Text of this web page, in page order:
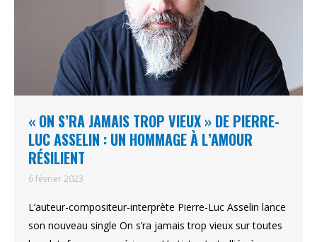
« ON S’RA JAMAIS TROP VIEUX » DE PIERRE-
LUC ASSELIN : UN HOMMAGE À L’AMOUR
RÉSILIENT
6 février 2023
L’auteur-compositeur-interprète Pierre-Luc Asselin lance
son nouveau single On s’ra jamais trop vieux sur toutes